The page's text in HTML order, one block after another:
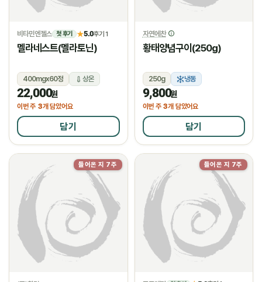
비타민엔젤스 첫 후기 ★5.0후기 1
멜라네스트(멜라토닌)
400mgx60정 상온
22,000원
이번 주 3개 담았어요
담기
자연에찬
황태양념구이(250g)
250g 냉동
9,800원
이번 주 3개 담았어요
담기
들어온 지 7주 들어온 지 7주